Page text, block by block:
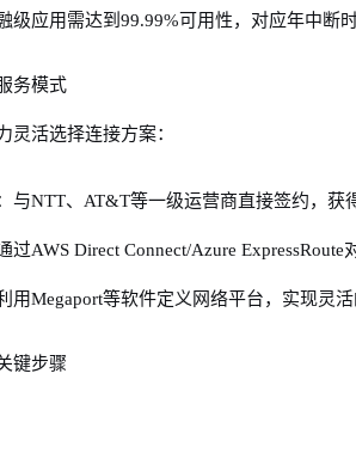
级应用需达到99.99%可用性，对应年中断
务模式
灵活选择连接方案：
与NTT、AT&T等一级运营商直接签约，获
过AWS Direct Connect/Azure ExpressRoute
用Megaport等软件定义网络平台，实现灵
键步骤